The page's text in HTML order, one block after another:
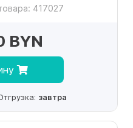
417027
BYN
завтра